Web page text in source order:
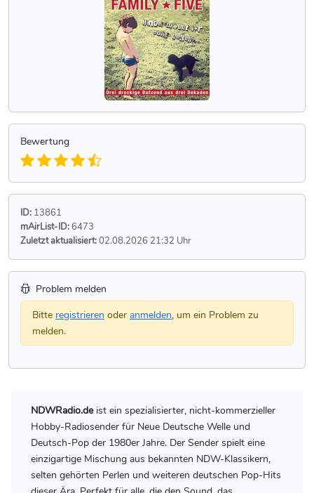
Bewertung
ID: 13861
mAirList-ID:6473
Zuletzt aktualisiert:02.08.2026 21:32 Uhr
Problem melden
Bitte registrieren oder anmelden, um ein Problem zu
melden.
NDWRadio.deist ein spezialisierter, nicht-kommerzieller
Hobby-Radiosender für Neue Deutsche Welle und
Deutsch-Pop der 1980er Jahre. Der Sender spielt eine
einzigartige Mischung aus bekannten NDW-Klassikern,
selten gehörten Perlen und weiteren deutschen Pop-Hits